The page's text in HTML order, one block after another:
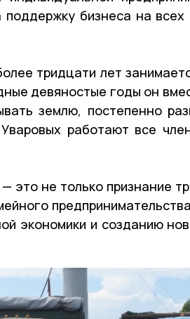
бизнеса на всех
тридцати лет
девяностые годы он
землю, постепенно
работают все
это не только признание
экономики и созданию